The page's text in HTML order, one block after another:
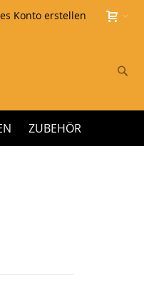
Konto erstellen
ZUBEHÖR